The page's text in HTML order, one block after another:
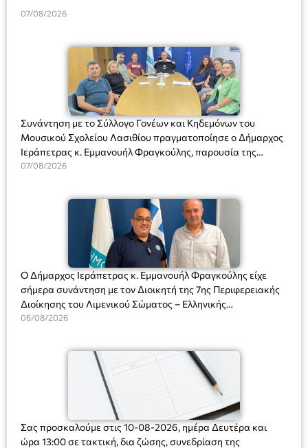
07/08/2026
Συνάντηση με το Σύλλογο Γονέων και Κηδεμόνων του
Μουσικού Σχολείου Λασιθίου πραγματοποίησε ο Δήμαρχος
Ιεράπετρας κ. Εμμανουήλ Φραγκούλης, παρουσία της
Διευθύντριας του σχολείου κας Μαριάννας Χαΐτα.
07/08/2026
Ο Δήμαρχος Ιεράπετρας κ. Εμμανουήλ Φραγκούλης είχε
σήμερα συνάντηση με τον Διοικητή της 7ης Περιφερειακής
Διοίκησης του Λιμενικού Σώματος – Ελληνικής
Ακτοφυλακής (Λ.Σ.-ΕΛ.ΑΚΤ.), Αρχιπλοίαρχο Λ.Σ. κ. Ιωάννη
06/08/2026
Σας προσκαλούμε στις 10-08-2026, ημέρα Δευτέρα και
ώρα 13:00 σε τακτική, δια ζώσης, συνεδρίαση της